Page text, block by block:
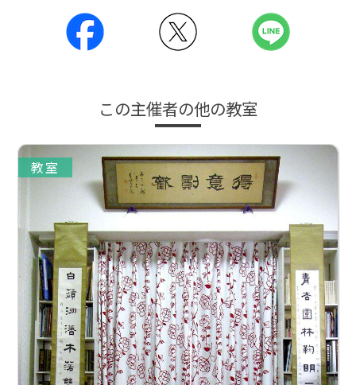
この主催者の他の教室
教室